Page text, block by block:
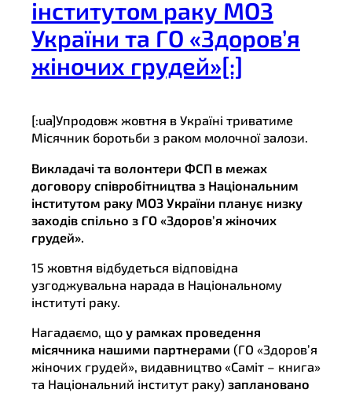
інститутом раку МОЗ
України та ГО «Здоров’я
жіночих грудей»[:]
[:ua]Упродовж жовтня в Україні триватиме
Місячник боротьби з раком молочної залози.
Викладачі та волонтери ФСП в межах
договору співробітництва з Національним
інститутом раку МОЗ України планує низку
заходів спільно з ГО «Здоров’я жіночих
грудей».
15 жовтня відбудеться відповідна
узгоджувальна нарада в Національному
інституті раку.
Нагадаємо, що у рамках проведення
місячника нашими партнерами (ГО «Здоров’я
жіночих грудей», видавництво «Саміт – книга»
та Національний інститут раку) заплановано